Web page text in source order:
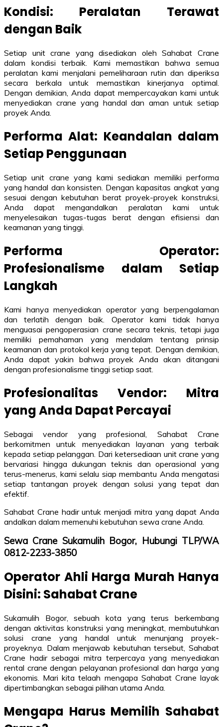
Kondisi: Peralatan Terawat
dengan Baik
Setiap unit crane yang disediakan oleh Sahabat Crane
dalam kondisi terbaik. Kami memastikan bahwa semua
peralatan kami menjalani pemeliharaan rutin dan diperiksa
secara berkala untuk memastikan kinerjanya optimal.
Dengan demikian, Anda dapat mempercayakan kami untuk
menyediakan crane yang handal dan aman untuk setiap
proyek Anda.
Performa Alat: Keandalan dalam
Setiap Penggunaan
Setiap unit crane yang kami sediakan memiliki performa
yang handal dan konsisten. Dengan kapasitas angkat yang
sesuai dengan kebutuhan berat proyek-proyek konstruksi,
Anda dapat mengandalkan peralatan kami untuk
menyelesaikan tugas-tugas berat dengan efisiensi dan
keamanan yang tinggi.
Performa Operator:
Profesionalisme dalam Setiap
Langkah
Kami hanya menyediakan operator yang berpengalaman
dan terlatih dengan baik. Operator kami tidak hanya
menguasai pengoperasian crane secara teknis, tetapi juga
memiliki pemahaman yang mendalam tentang prinsip
keamanan dan protokol kerja yang tepat. Dengan demikian,
Anda dapat yakin bahwa proyek Anda akan ditangani
dengan profesionalisme tinggi setiap saat.
Profesionalitas Vendor: Mitra
yang Anda Dapat Percayai
Sebagai vendor yang profesional, Sahabat Crane
berkomitmen untuk menyediakan layanan yang terbaik
kepada setiap pelanggan. Dari ketersediaan unit crane yang
bervariasi hingga dukungan teknis dan operasional yang
terus-menerus, kami selalu siap membantu Anda mengatasi
setiap tantangan proyek dengan solusi yang tepat dan
efektif.
Sahabat Crane hadir untuk menjadi mitra yang dapat Anda
andalkan dalam memenuhi kebutuhan sewa crane Anda.
Sewa Crane Sukamulih Bogor, Hubungi TLP/WA
0812-2233-3850
Operator Ahli Harga Murah Hanya
Disini: Sahabat Crane
Sukamulih Bogor, sebuah kota yang terus berkembang
dengan aktivitas konstruksi yang meningkat, membutuhkan
solusi crane yang handal untuk menunjang proyek-
proyeknya. Dalam menjawab kebutuhan tersebut, Sahabat
Crane hadir sebagai mitra terpercaya yang menyediakan
rental crane dengan pelayanan profesional dan harga yang
ekonomis. Mari kita telaah mengapa Sahabat Crane layak
dipertimbangkan sebagai pilihan utama Anda.
Mengapa Harus Memilih Sahabat